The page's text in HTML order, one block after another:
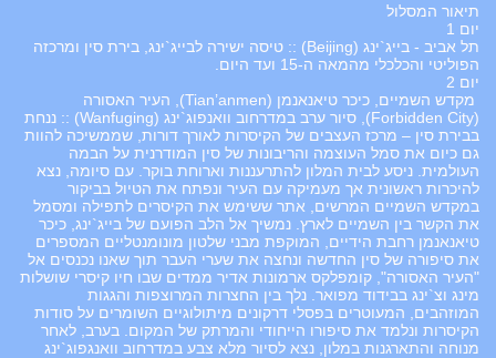
תיאור המסלול
יום 1
תל אביב - בייג`ינג (Beijing) :: טיסה ישירה לבייג`ינג, בירת סין ומרכזה
הפוליטי והכלכלי מהמאה ה-15 ועד היום.
יום 2
מקדש השמיים, כיכר טיאנאנמן (Tian’anmen), העיר האסורה
(Forbidden City), סיור ערב במדרחוב וואנפוג`ינג (Wanfuging) :: ננחת
בבירת סין – מרכז העצבים של הקיסרות לאורך דורות, שממשיכה להוות
גם כיום את סמל העוצמה והריבונות של סין המודרנית על הבמה
העולמית. ניסע לבית המלון להתרעננות וארוחת בוקר. עם סיומה, נצא
להיכרות ראשונית אך מעמיקה עם העיר ונפתח את הטיול בביקור
במקדש השמיים המרשים, אתר ששימש את הקיסרים לתפילה ומסמל
את הקשר בין השמיים לארץ. נמשיך אל הלב הפועם של בייג`ינג, כיכר
טיאנאנמן רחבת הידיים, המוקפת מבני שלטון מונומנטליים המספרים
את סיפורה של סין החדשה ונחצה את שערי העבר תוך שאנו נכנסים אל
"העיר האסורה", קומפלקס ארמונות אדיר ממדים שבו חיו קיסרי שושלות
מינג וצ`ינג בבידוד מפואר. נלך בין החצרות המרוצפות והגגות
המוזהבים, המעוטרים בפסלי דרקונים מיתולוגיים השומרים על סודות
הקיסרות ונלמד את סיפורו הייחודי והמרתק של המקום. בערב, לאחר
מנוחה והתארגנות במלון, נצא לסיור מלא צבע במדרחוב וואנגפוג`ינג